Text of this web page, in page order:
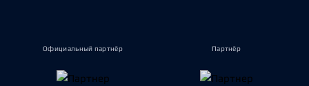
Официальный партнёр Партнёр